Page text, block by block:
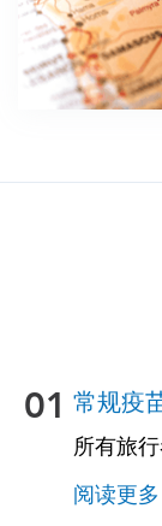
01 常规疫
所有旅
疫接种
破伤风-
阅读更多